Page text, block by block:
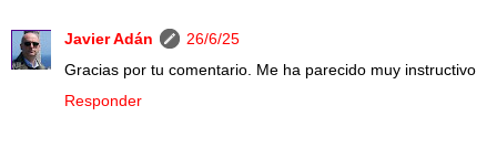
Javier Adán
26/6/25
Gracias por tu comentario. Me ha parecido muy instructivo
Responder